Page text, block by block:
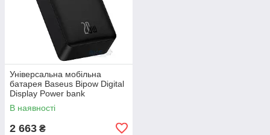
Універсальна мобільна
батарея Baseus Bipow Digital
Display Power bank
30000mAh 20W Black
В наявності
2 663 ₴